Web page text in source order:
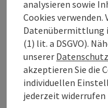
Anreise/Lage
Preise
analysieren sowie
Cookies
Datenübermittlung
(1) lit. a DSGVO).
unserer
akzeptieren Sie die
individuellen
jederzeit widerrufen